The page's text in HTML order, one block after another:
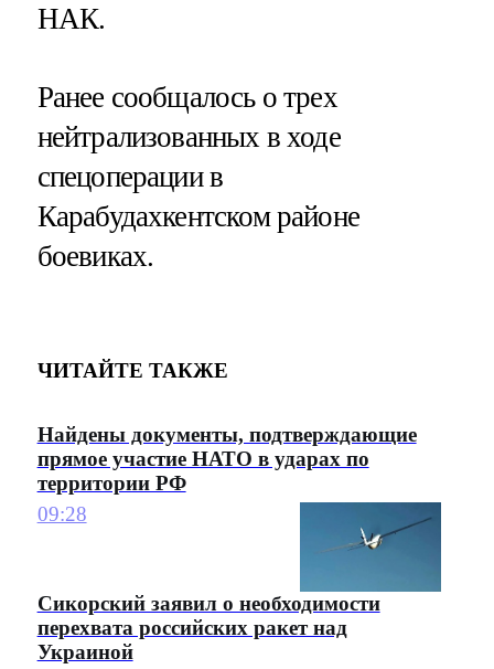
НАК.
Ранее сообщалось о трех
нейтрализованных в ходе
спецоперации в
Карабудахкентском районе
боевиках.
ЧИТАЙТЕ ТАКЖЕ
Найдены документы, подтверждающие
прямое участие НАТО в ударах по
территории РФ
09:28
Сикорский заявил о необходимости
перехвата российских ракет над
Украиной